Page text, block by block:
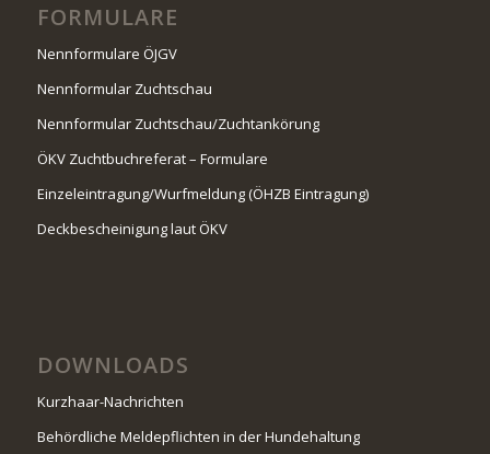
FORMULARE
Nennformulare ÖJGV
Nennformular Zuchtschau
Nennformular Zuchtschau/Zuchtankörung
ÖKV Zuchtbuchreferat – Formulare
Einzeleintragung/Wurfmeldung (ÖHZB Eintragung)
Deckbescheinigung laut ÖKV
DOWNLOADS
Kurzhaar-Nachrichten
Behördliche Meldepflichten in der Hundehaltung